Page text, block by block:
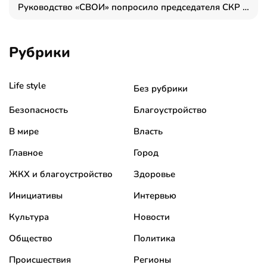
Руководство «СВОИ» попросило председателя СКР дать правовую оценку обысков в тыловом штабе
Рубрики
Life style
Без рубрики
Безопасность
Благоустройство
В мире
Власть
Главное
Город
ЖКХ и благоустройство
Здоровье
Инициативы
Интервью
Культура
Новости
Общество
Политика
Происшествия
Регионы